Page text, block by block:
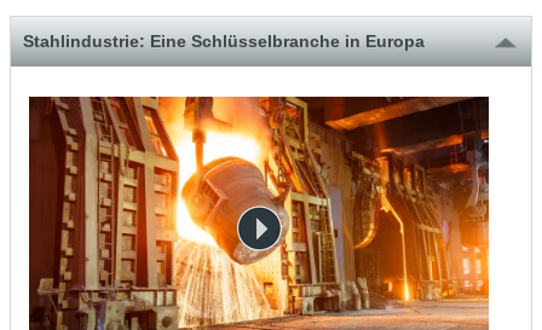
Stahlindustrie: Eine Schlüsselbranche in Europa